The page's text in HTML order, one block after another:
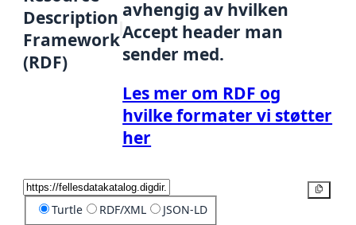
Description
Framework
(RDF)
avhengig av hvilken
Accept header man
sender med.
Les mer om RDF og
hvilke formater vi støtter
her
Turtle RDF/XML JSON-LD